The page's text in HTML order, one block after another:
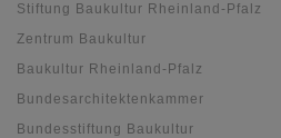
Stiftung Baukultur Rheinland-Pfalz
Zentrum Baukultur
Baukultur Rheinland-Pfalz
Bundesarchitektenkammer
Bundesstiftung Baukultur